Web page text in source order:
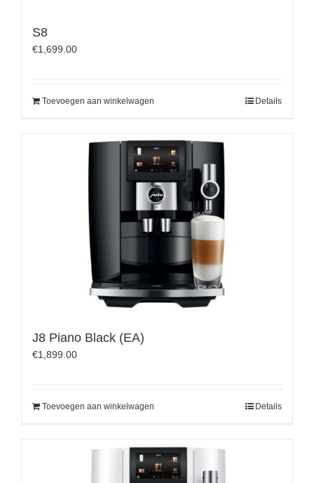
S8
€1,699.00
Toevoegen aan winkelwagen Details
J8 Piano Black (EA)
€1,899.00
Toevoegen aan winkelwagen Details